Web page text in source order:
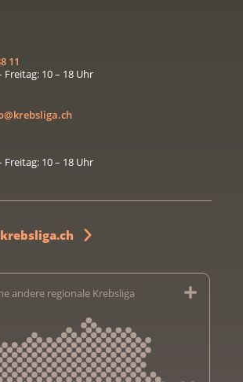
11
Freitag: 10 – 18 Uhr
Freitag: 10 – 18 Uhr
andere regionale Krebsliga